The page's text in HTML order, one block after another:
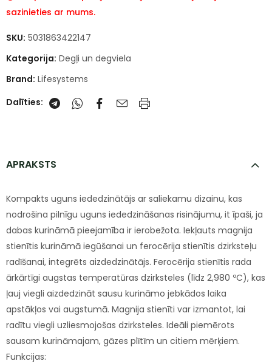
sazinieties ar mums.
SKU: 5031863422147
Kategorija: Degļi un degviela
Brand: Lifesystems
Dalīties:
APRAKSTS
Kompakts uguns iededzinātājs ar saliekamu dizainu, kas
nodrošina pilnīgu uguns iededzināšanas risinājumu, it īpaši, ja
dabas kurināmā pieejamība ir ierobežota. Iekļauts magnija
stienītis kurināmā iegūšanai un ferocērija stienītis dzirksteļu
radīšanai, integrēts aizdedzinātājs. Ferocērija stienītis rada
ārkārtīgi augstas temperatūras dzirksteles (līdz 2,980 ºC), kas
ļauj viegli aizdedzināt sausu kurināmo jebkādos laika
apstākļos vai augstumā. Magnija stienīti var izmantot, lai
radītu viegli uzliesmojošas dzirksteles. Ideāli piemērots
sausam kurināmajam, gāzes plītīm un citiem mērķiem.
Funkcijas: